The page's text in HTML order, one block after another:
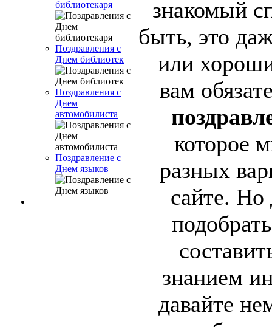
библиотекаря
Поздравления с
Днем библиотек
Поздравления с
Днем
автомобилиста
Поздравление с
Днем языков
знакомый
быть, это
или
вам
которое
разных
сайте. Но
знанием
давайте